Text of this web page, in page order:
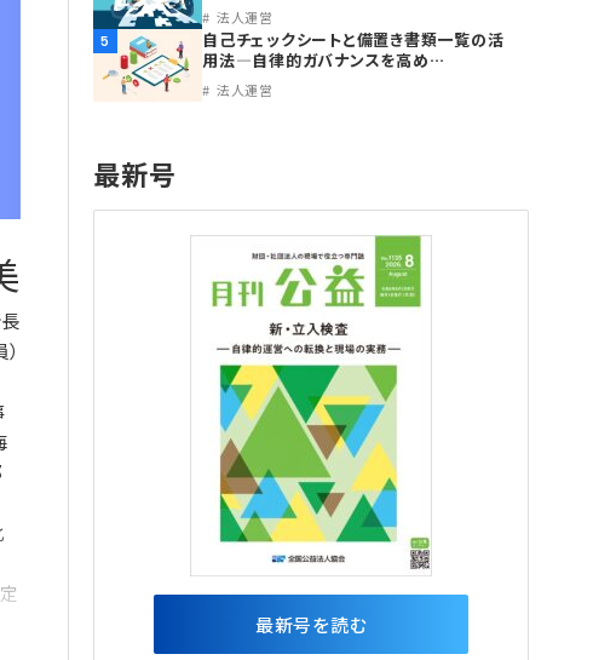
法人運営
5
自己チェックシートと備置き書類一覧の活
用法―自律的ガバナンスを高め…
法人運営
最新号
最新号を読む